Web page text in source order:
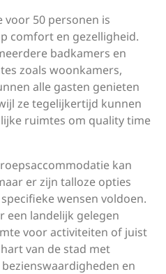
voor 50 personen is
comfort en gezelligheid.
badkamers en
zoals woonkamers,
alle gasten genieten
ze tegelijkertijd kunnen
ruimtes om quality time
kan
er zijn talloze opties
wensen voldoen.
een landelijk gelegen
voor activiteiten of juist
van de stad met
en